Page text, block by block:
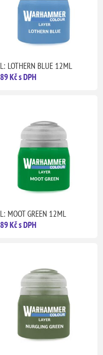
L: LOTHERN BLUE 12ML
89 Kč s DPH
L: MOOT GREEN 12ML
89 Kč s DPH